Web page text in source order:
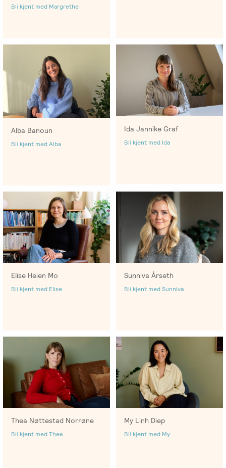
Videreutdanning
Videreutdanning
for
terapeuter
EFT-
i
parterapi
Emosjonsfokusert
foreldrekurs
Ofte
stilte
og
utdanning
Utleie
kurslokale
–
Oslo
følelser
stilte
spørsmål
EFT
behandling
Adopsjonsrapport
medlem
terapeuter
Norge
Bli kjent med Margrethe
Alba Banoun
Bli kjent med Alba
Ida Jannike Graf
Bli kjent med Ida
Elise Heien Mo
Bli kjent med Elise
Sunniva Årseth
Bli kjent med Sunniva
Thea Nøttestad Norrøne
Bli kjent med Thea
My Linh Diep
Bli kjent med My